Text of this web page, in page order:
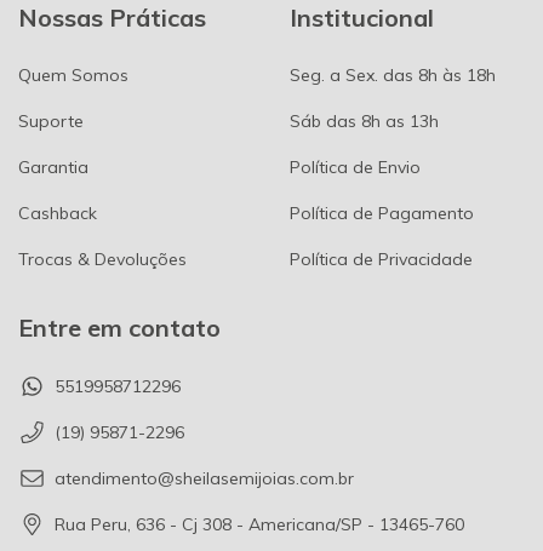
Nossas Práticas
Quem Somos
Suporte
Garantia
Cashback
Trocas & Devoluções
Institucional
Seg. a Sex. das 8h às 18h
Sáb das 8h as 13h
Política de Envio
Política de Pagamento
Política de Privacidade
Entre em contato
5519958712296
(19) 95871-2296
atendimento@sheilasemijoias.com.br
Rua Peru, 636 - Cj 308 - Americana/SP - 13465-760